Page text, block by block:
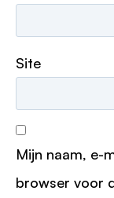
Site
Mijn naam, e-
browser voor